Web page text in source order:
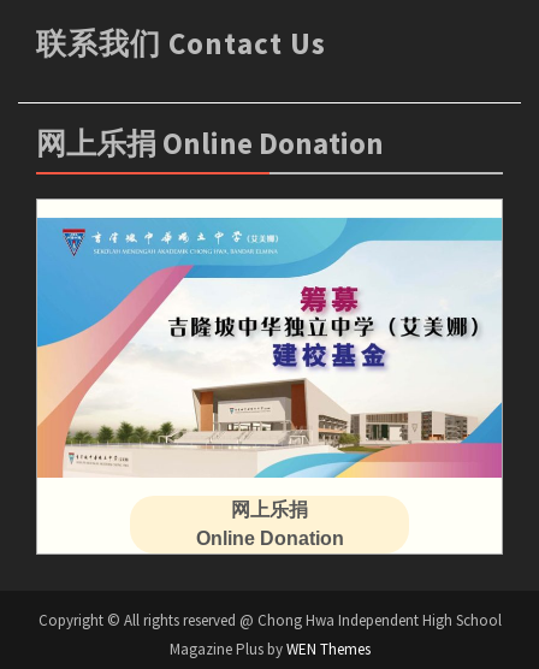
联系我们 Contact Us
网上乐捐 Online Donation
网上乐捐
Online Donation
Copyright © All rights reserved @ Chong Hwa Independent High School
Magazine Plus byWEN Themes